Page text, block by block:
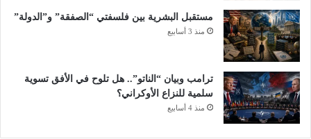
ن
ط
ق
ة
مستقبل البشرية بين فلسفتي “الصفقة” و”الدولة”
منذ 3 أسابيع
ترامب وبيان “الناتو”.. هل تلوح في الأفق تسوية
سلمية للنزاع الأوكراني؟
منذ 4 أسابيع